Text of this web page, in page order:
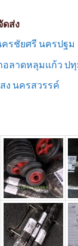
ดส่ง
รชัยศรี นครปฐม
อลาดหลุมแก้ว ป
ง นครสวรรค์